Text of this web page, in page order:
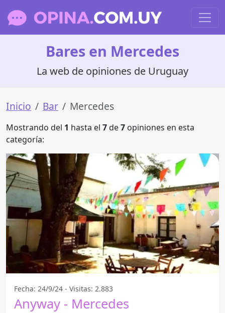
Bares en Mercedes
La web de opiniones de Uruguay
Inicio Bar Mercedes
Mostrando del 1 hasta el 7de7 opiniones en esta
categoría:
Fecha: 24/9/24 - Visitas: 2.883
Anyway - Mercedes